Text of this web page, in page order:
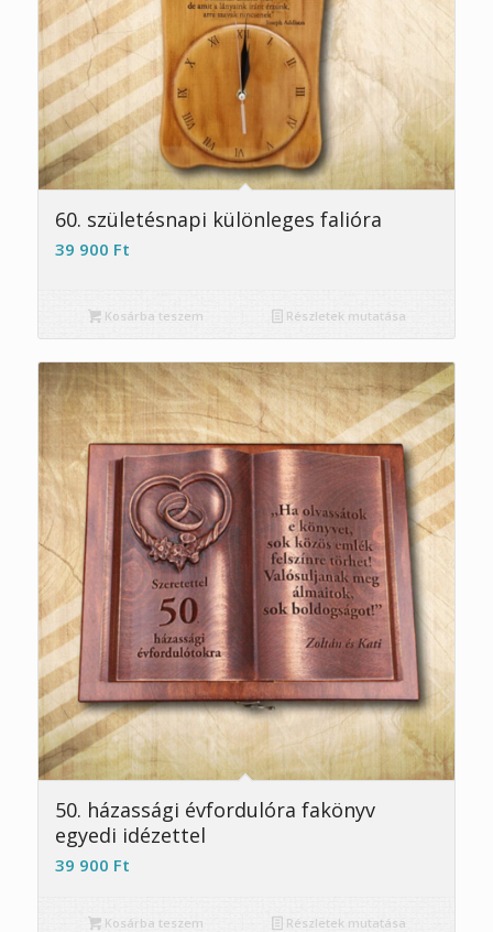
5.00
60. születésnapi különleges falióra
39 900 Ft
Kosárba teszem Részletek mutatása
5.00
50. házassági évfordulóra fakönyv
egyedi idézettel
39 900 Ft
Kosárba teszem Részletek mutatása